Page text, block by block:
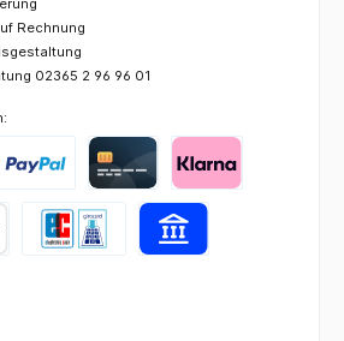
Rechnung
02365 2 96 96 01